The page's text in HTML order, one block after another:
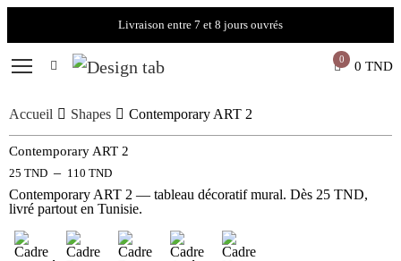
Livraison entre 7 et 8 jours ouvrés
0 0 TND
Accueil Shapes Contemporary ART 2
Contemporary ART 2
25 TND – 110 TND
Contemporary ART 2 — tableau décoratif mural. Dès 25 TND,
livré partout en Tunisie.